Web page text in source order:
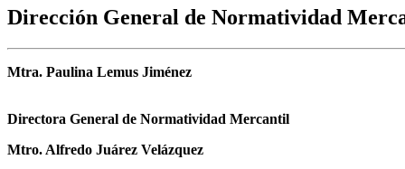
Dirección General de Normatividad
Mtra. Paulina Lemus Jiménez
Directora General de Normatividad Mercantil
Mtro. Alfredo Juárez Velázquez